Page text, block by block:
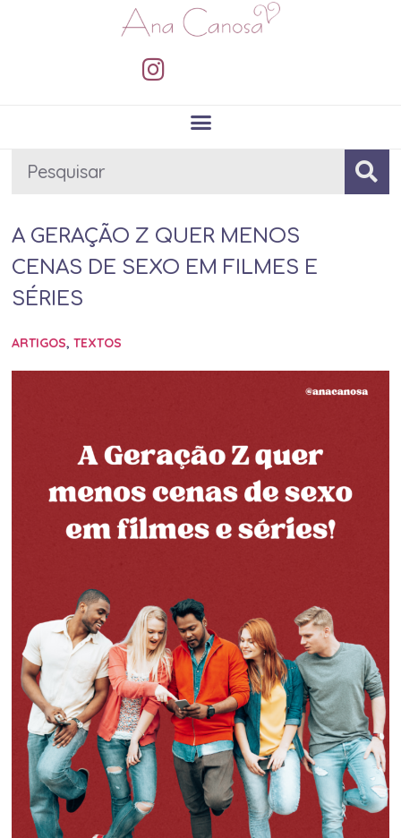
A GERAÇÃO Z QUER MENOS
CENAS DE SEXO EM FILMES E
SÉRIES
ARTIGOS,TEXTOS